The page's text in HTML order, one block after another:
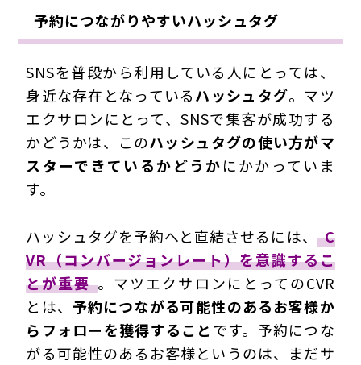
予約につながりやすいハッシュタグ
SNSを普段から利用している人にとっては、
身近な存在となっているハッシュタグ。マツ
エクサロンにとって、SNSで集客が成功する
かどうかは、このハッシュタグの使い方がマ
スターできているかどうかにかかっていま
す。
ハッシュタグを予約へと直結させるには、
C
VR（コンバージョンレート）を意識するこ
とが重要 。マツエクサロンにとってのCVR
とは、 予約につながる可能性のあるお客様か
らフォローを獲得すること です。予約につな
がる可能性のあるお客様というのは、まだサ